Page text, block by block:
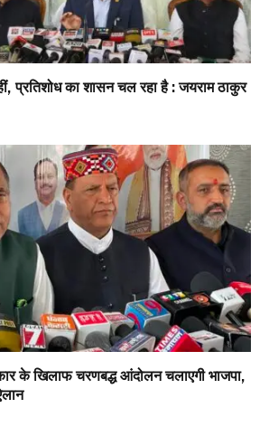
प्रतिशोध का शासन चल रहा है : जयराम ठाकुर
के खिलाफ चरणबद्ध आंदोलन चलाएगी भाजपा,